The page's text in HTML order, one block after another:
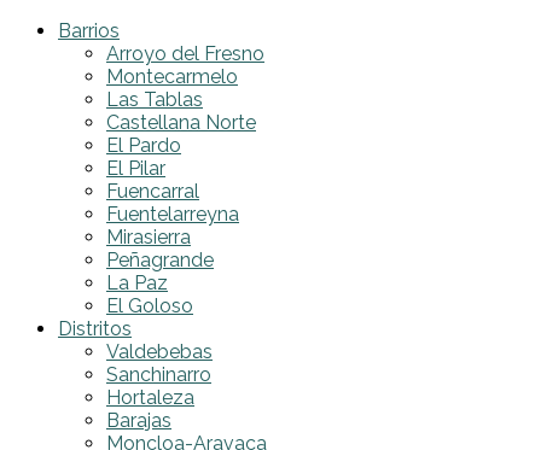
Barrios
Arroyo del Fresno
Montecarmelo
Las Tablas
Castellana Norte
El Pardo
El Pilar
Fuencarral
Fuentelarreyna
Mirasierra
Peñagrande
La Paz
El Goloso
Distritos
Valdebebas
Sanchinarro
Hortaleza
Barajas
Moncloa-Aravaca